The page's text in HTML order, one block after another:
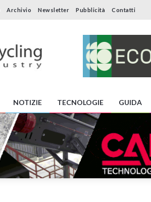
Archivio Newsletter Pubblicità Contatti
NOTIZIE TECNOLOGIE GUIDA